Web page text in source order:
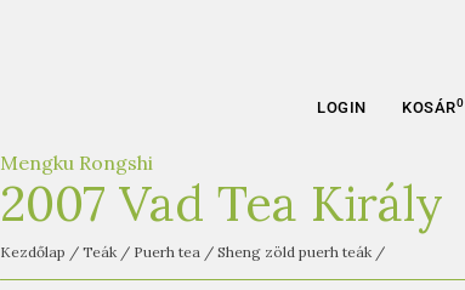
LOGIN KOSÁR0
Mengku Rongshi
2007 Vad Tea Király
Kezdőlap / Teák / Puerh tea / Sheng zöld puerh teák /